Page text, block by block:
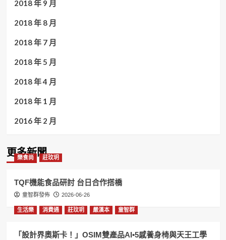
2018 年 9 月
2018 年 8 月
2018 年 7 月
2018 年 5 月
2018 年 4 月
2018 年 1 月
2016 年 2 月
更多新聞
樂食尚 莊玟玥
TQF機能食品研討 台日合作搭橋
童智群發佈 2026-06-26
生活樂 消費通 莊玟玥 嚴漢本 童智群
「設計界奧斯卡！」OSIM雙產品AI•5感養身椅與天王工學